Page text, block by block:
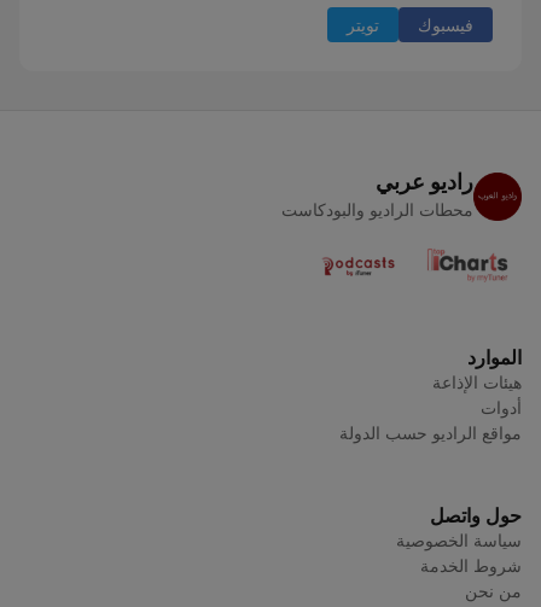
فيسبوك تويتر
راديو عربي
محطات الراديو والبودكاست
الموارد
هيئات الإذاعة
أدوات
مواقع الراديو حسب الدولة
حول واتصل
سياسة الخصوصية
شروط الخدمة
من نحن